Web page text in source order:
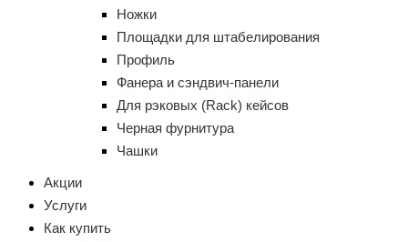
Ножки
Площадки для штабелирования
Профиль
Фанера и сэндвич-панели
Для рэковых (Rack) кейсов
Черная фурнитура
Чашки
Акции
Услуги
Как купить